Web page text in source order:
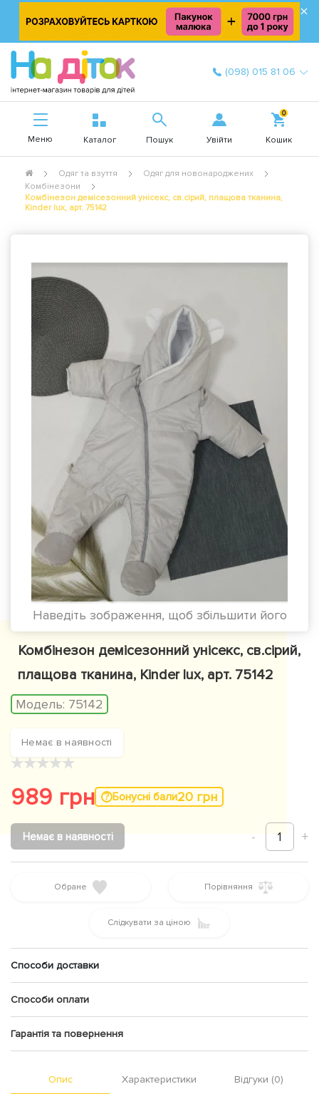
×
(098) 015 81 06
Меню Каталог Пошук Увійти
0
Кошик
Одяг та взуття
Одяг для новонароджених
Комбінезони
Комбінезон демісезонний унісекс, св.сірий, плащова тканина,
Kinder lux, арт. 75142
Наведіть зображення, щоб збільшити його
Комбінезон демісезонний унісекс, св.сірий,
плащова тканина, Kinder lux, арт. 75142
Модель: 75142
Немає в наявності
★★★★★
989 грн Бонусні бали20 грн
- 1 +
Немає в наявності
Обране Порівняння
Слідкувати за ціною
Способи доставки
Способи оплати
Гарантія та повернення
Опис Характеристики Відгуки (0)